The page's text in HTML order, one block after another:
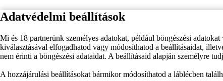
Adatvédelmi beállítások
Mi és 18 partnerünk személyes adatokat, például böngészési
kiválasztásával elfogadhatod vagy módosíthatod a beállításaidat,
nem érinti a böngészési adataidat. A beállításaid alapján személyre
A hozzájárulási beállításokat bármikor módosíthatod a láblécben